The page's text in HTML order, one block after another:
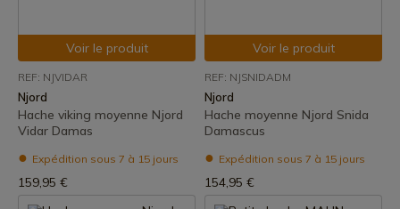
Voir le produit
REF: NJVIDAR
Njord
Hache viking moyenne Njord
Vidar Damas
Expédition sous 7 à 15 jours
159,95 €
Voir le produit
REF: NJSNIDADM
Njord
Hache moyenne Njord Snida
Damascus
Expédition sous 7 à 15 jours
154,95 €